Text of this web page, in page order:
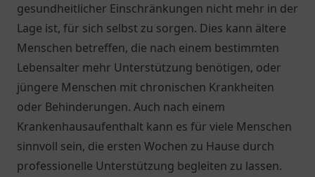
gesundheitlicher Einschränkungen nicht mehr in der
Lage ist, für sich selbst zu sorgen. Dies kann ältere
Menschen betreffen, die nach einem bestimmten
Lebensalter mehr Unterstützung benötigen, oder
jüngere Menschen mit chronischen Krankheiten
oder Behinderungen. Auch nach einem
Krankenhausaufenthalt kann es für viele Menschen
sinnvoll sein, die ersten Wochen zu Hause durch
professionelle Unterstützung begleiten zu lassen.